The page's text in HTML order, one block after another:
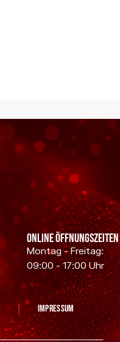
Online Öffnungszeiten
Montag - Freitag:
09:00 - 17:00 Uhr
Impressum